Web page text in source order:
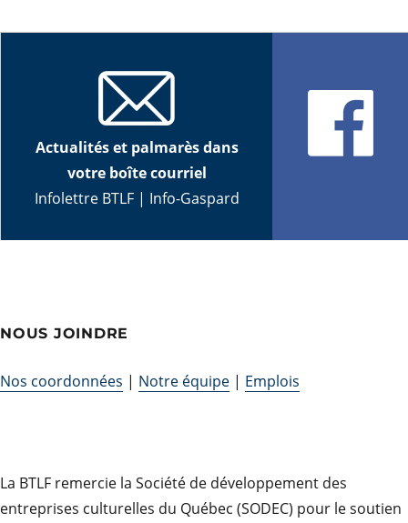
Actualités et palmarès dans
votre boîte courriel
Infolettre BTLF| Info-Gaspard
NOUS JOINDRE
Nos coordonnées | Notre équipe | Emplois
La BTLF remercie la Société de développement des
entreprises culturelles du Québec (SODEC) pour le soutien